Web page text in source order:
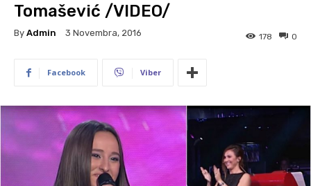
Tomašević /VIDEO/
By Admin 3 Novembra, 2016 0
178
Facebook Viber